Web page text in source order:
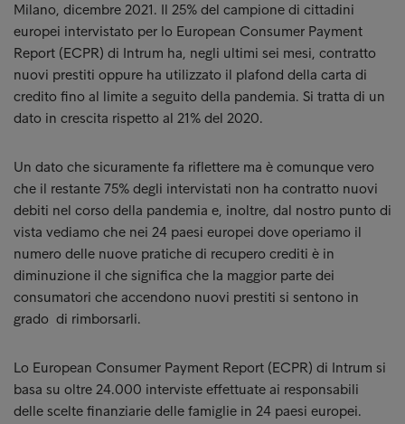
Milano, dicembre 2021. Il 25% del campione di cittadini
europei intervistato per lo European Consumer Payment
Report (ECPR) di Intrum ha, negli ultimi sei mesi, contratto
nuovi prestiti oppure ha utilizzato il plafond della carta di
credito fino al limite a seguito della pandemia. Si tratta di un
dato in crescita rispetto al 21% del 2020.
Un dato che sicuramente fa riflettere ma è comunque vero
che il restante 75% degli intervistati non ha contratto nuovi
debiti nel corso della pandemia e, inoltre, dal nostro punto di
vista vediamo che nei 24 paesi europei dove operiamo il
numero delle nuove pratiche di recupero crediti è in
diminuzione il che significa che la maggior parte dei
consumatori che accendono nuovi prestiti si sentono in
grado di rimborsarli.
Lo European Consumer Payment Report (ECPR) di Intrum si
basa su oltre 24.000 interviste effettuate ai responsabili
delle scelte finanziarie delle famiglie in 24 paesi europei.